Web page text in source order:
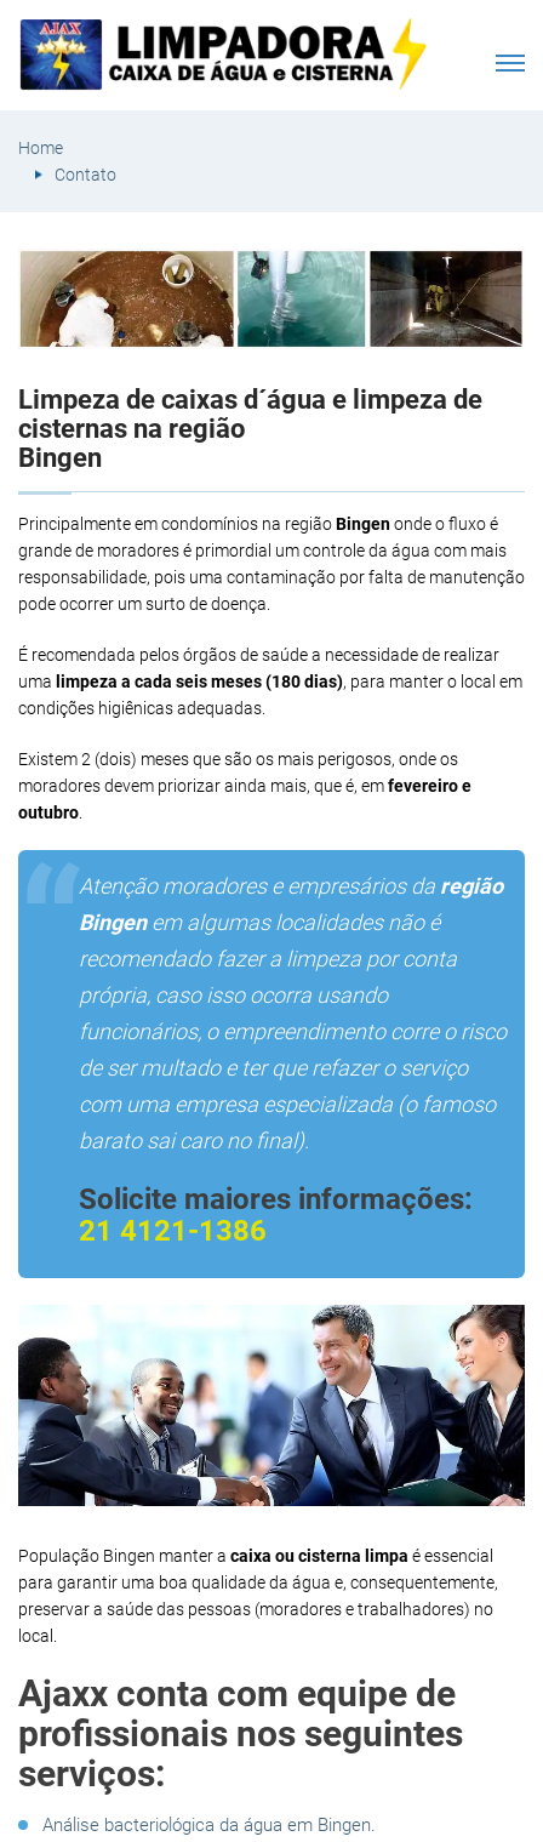
Home
Contato
Limpeza de caixas d´água e limpeza de
cisternas na região
Bingen
Principalmente em condomínios na regiãoBingenonde o fluxo é
grande de moradores é primordial um controle da água com mais
responsabilidade, pois uma contaminação por falta de manutenção
pode ocorrer um surto de doença.
É recomendada pelos órgãos de saúde a necessidade de realizar
uma limpeza a cada seis meses (180 dias), para manter o local em
condições higiênicas adequadas.
Existem 2 (dois) meses que são os mais perigosos, onde os
moradores devem priorizar ainda mais, que é, emfevereiro e
outubro
Atenção moradores e empresários da região
Bingenem algumas localidades não é
recomendado fazer a limpeza por conta
própria, caso isso ocorra usando
funcionários, o empreendimento corre o risco
de ser multado e ter que refazer o serviço
com uma empresa especializada (o famoso
barato sai caro no final).
Solicite maiores informações:
21 4121-1386
População Bingen manter a caixa ou cisterna limpa é essencial
para garantir uma boa qualidade da água e, consequentemente,
preservar a saúde das pessoas (moradores e trabalhadores) no
local.
Ajaxx conta com equipe de
profissionais nos seguintes
serviços:
Análise bacteriológica da água em Bingen.